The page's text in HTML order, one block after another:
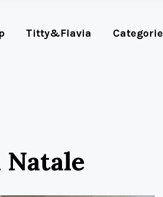
Titty&Flavia Categorie